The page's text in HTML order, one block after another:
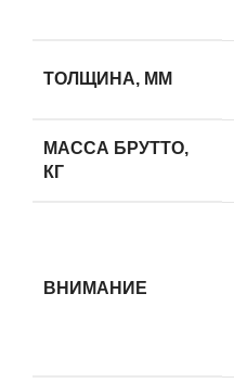
ТОЛЩИНА, ММ
МАССА БРУТТО,
КГ
ВНИМАНИЕ